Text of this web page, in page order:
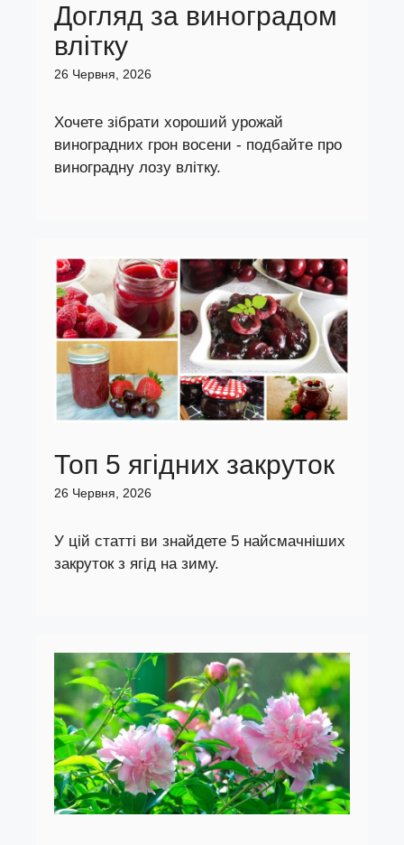
Догляд за виноградом
влітку
26 Червня, 2026
Хочете зібрати хороший урожай
виноградних грон восени - подбайте про
виноградну лозу влітку.
Топ 5 ягідних закруток
26 Червня, 2026
У цій статті ви знайдете 5 найсмачніших
закруток з ягід на зиму.